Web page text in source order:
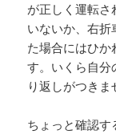
が正しく運転
いないか、右
た場合にはひ
す。いくら自分
り返しがつきま
ちょっと確認